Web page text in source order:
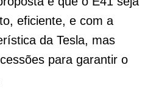
eficiente, e com a
da Tesla, mas
para garantir o